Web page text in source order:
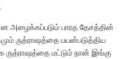
அழைக்கப்படும் பாரத தேசத்தின்
ருத்ராஷத்தை பயன்படுத்திய
ருத்ராஷத்தை மட்டும் நான் இங்கு